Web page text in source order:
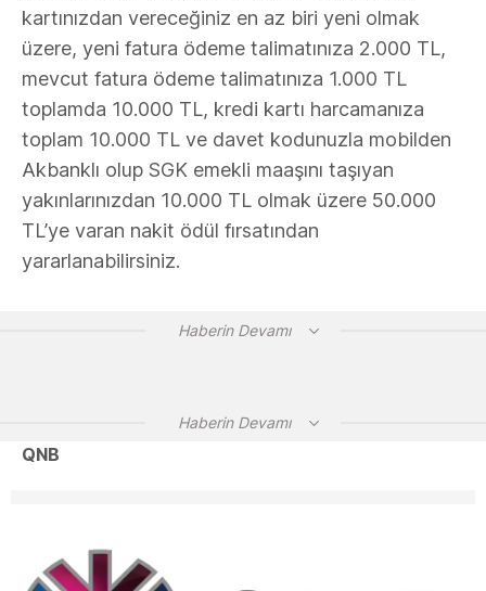
kartınızdan vereceğiniz en az biri yeni olmak
üzere, yeni fatura ödeme talimatınıza 2.000 TL,
mevcut fatura ödeme talimatınıza 1.000 TL
toplamda 10.000 TL, kredi kartı harcamanıza
toplam 10.000 TL ve davet kodunuzla mobilden
Akbanklı olup SGK emekli maaşını taşıyan
yakınlarınızdan 10.000 TL olmak üzere 50.000
TL’ye varan nakit ödül fırsatından
yararlanabilirsiniz.
Haberin Devamı
Haberin Devamı
QNB